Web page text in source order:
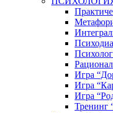
Игра
Игра
Игра
Тренинг